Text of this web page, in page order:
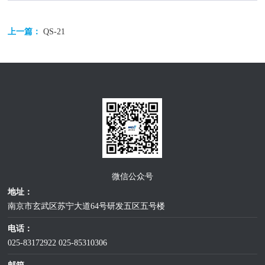
上一篇：QS-21
微信公众号
地址：
南京市玄武区苏宁大道64号研发五区五号楼
电话：
025-83172922025-85310306